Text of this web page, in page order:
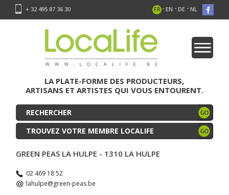
+ 32 495 87 36 30 FR - EN - DE - NL
LA PLATE-FORME DES PRODUCTEURS,
ARTISANS ET ARTISTES QUI VOUS ENTOURENT.
TROUVEZ VOTRE MEMBRE LOCALIFE
GREEN PEAS LA HULPE - 1310 LA HULPE
02 469 18 52
lahulpe@green-peas.be